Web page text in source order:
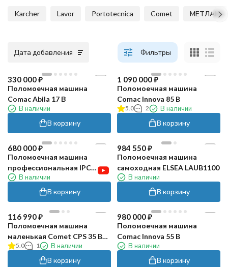
Karcher Lavor Portotecnica Comet МЕТЛАНА
Дата добавления Фильтры
330 000₽
Поломоечная машина
Comac Abila 17 В
В наличии
В корзину
1 090 000₽
Поломоечная машина
Comac Innova 85 B
5.0 2 В наличии
В корзину
680 000₽
Поломоечная машина
профессиональная IPC
Gansow CT 71 BT 70 GR
(серая, без АКБ и ЗУ)
В наличии
В корзину
984 550₽
Поломоечная машина
самоходная ELSEA LAUB1100
В наличии
В корзину
116 990₽
Поломоечная машина
маленькая Comet CPS 35 BX
Li 5.0 1 В наличии
В корзину
980 000₽
Поломоечная машина
Comac Innova 55 B
В наличии
В корзину